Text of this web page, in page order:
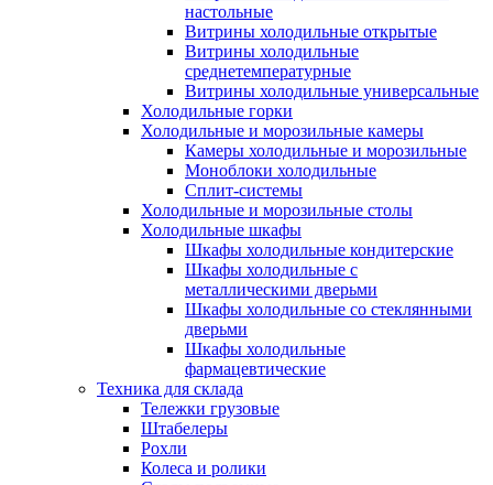
настольные
Витрины холодильные открытые
Витрины холодильные
среднетемпературные
Витрины холодильные универсальные
Холодильные горки
Холодильные и морозильные камеры
Камеры холодильные и морозильные
Моноблоки холодильные
Сплит-системы
Холодильные и морозильные столы
Холодильные шкафы
Шкафы холодильные кондитерские
Шкафы холодильные с
металлическими дверьми
Шкафы холодильные со стеклянными
дверьми
Шкафы холодильные
фармацевтические
Техника для склада
Тележки грузовые
Штабелеры
Рохли
Колеса и ролики